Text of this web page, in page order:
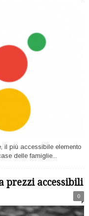
il più accessibile elemento
delle famiglie...
prezzi accessibili
0